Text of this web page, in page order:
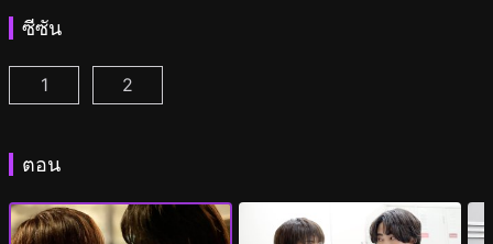
ซีซัน
หลังเคาน์เตอร์นี้มีรัก ตอนที่ 1
1 หลังเคาน์เตอร์นี้มีรัก ซีซัน 2 ตอนที่ 1
2
ตอน